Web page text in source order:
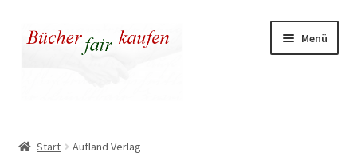
Zur
Navigation
Zum
Inhalt
Menü
Start Aufland Verlag